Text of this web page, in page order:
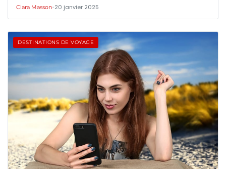
Clara Masson•20 janvier 2025
DESTINATIONS DE VOYAGE